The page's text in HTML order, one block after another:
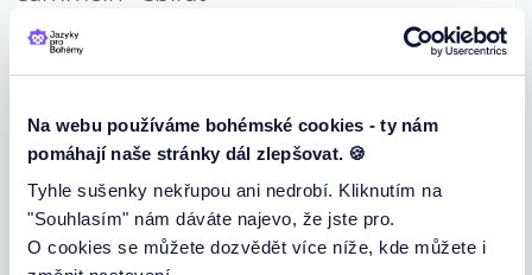
Na webu používáme bohémské cookies - ty nám
pomáhají naše stránky dál zlepšovat. 🍪
Tyhle sušenky nekřupou ani nedrobí. Kliknutím na
"Souhlasím" nám dáváte najevo, že jste pro.
O cookies se můžete dozvědět více níže, kde můžete i
blinken - blikat
zerstören - zničit
erkunden - prozkoumat
drehen - otáčet
leuchten - svítit
erschaffen - stvořit